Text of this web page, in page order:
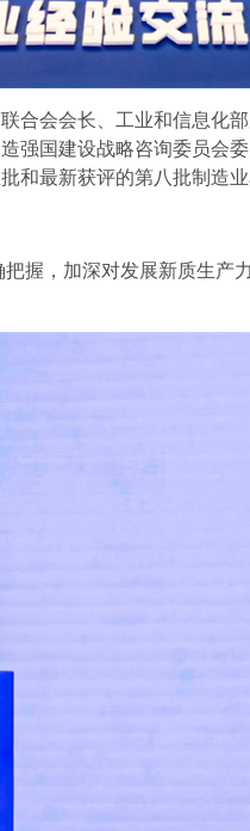
会会长、工业和信息化
强国建设战略咨询委员会
最新获评的第八批制造
，加深对发展新质生产